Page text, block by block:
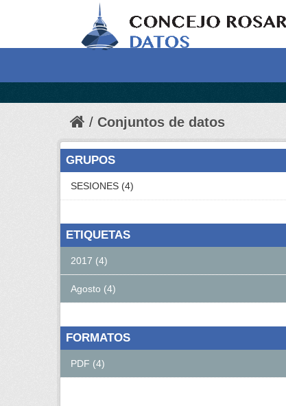
Conjuntos de datos
GRUPOS
SESIONES (4)
ETIQUETAS
2017 (4)
Agosto (4)
FORMATOS
PDF (4)